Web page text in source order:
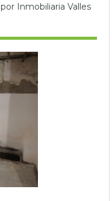
por Inmobiliaria Valles